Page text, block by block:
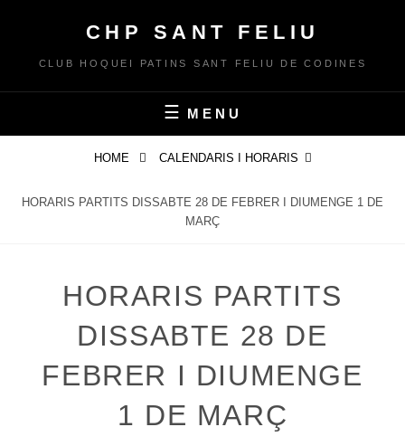
content
CHP SANT FELIU
CLUB HOQUEI PATINS SANT FELIU DE CODINES
MENU
HOME CALENDARIS I HORARIS
HORARIS PARTITS DISSABTE 28 DE FEBRER I DIUMENGE 1 DE
MARÇ
HORARIS PARTITS
DISSABTE 28 DE
FEBRER I DIUMENGE
1 DE MARÇ